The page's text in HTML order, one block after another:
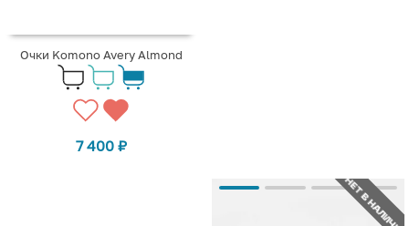
Очки Komono Avery Almond
7 400 ₽
НЕТ В НАЛИЧИИ